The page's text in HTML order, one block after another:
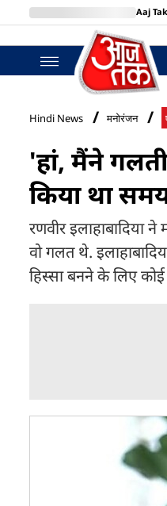
Aaj Tak
BT Bazaar
Hindi News मनोरंजन
'हां, मैंने
किया था
रणवीर इलाहाबादिया
वो गलत थे.
हिस्सा बनने के लिए